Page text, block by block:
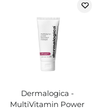
Dermalogica -
MultiVitamin Power